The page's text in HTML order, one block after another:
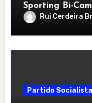
Sporting Bi-
Rui Cerdeira
Partido Socialista